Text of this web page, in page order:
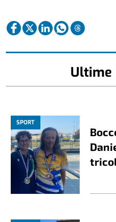
Ultime
SPORT